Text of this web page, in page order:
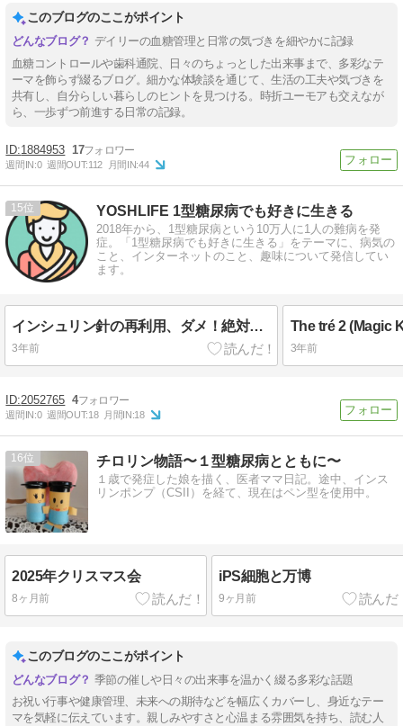
このブログのここがポイント
デイリーの血糖管理と日常の気づきを細やかに記録
血糖コントロールや歯科通院、日々のちょっとした出来事まで、多彩なテ
ーマを飾らず綴るブログ。細かな体験談を通じて、生活の工夫や気づきを
共有し、自分らしい暮らしのヒントを見つける。時折ユーモアも交えなが
ら、一歩ずつ前進する日常の記録。
1884953 17
週間IN:0 週間OUT:112 月間IN:44
15 YOSHLIFE 1型糖尿病でも好きに生きる
2018年から、1型糖尿病という10万人に1人の難病を発
症。「1型糖尿病でも好きに生きる」をテーマに、病気の
こと、インターネットのこと、趣味について発信してい
ます。
インシュリン針の再利用、ダメ！絶対！(注射針の劣化について)
3年前 3年前
2052765 4
週間IN:0 週間OUT:18 月間IN:18
16 チロリン物語〜１型糖尿病とともに〜
１歳で発症した娘を描く、医者ママ日記。途中、インス
リンポンプ（CSII）を経て、現在はペン型を使用中。
2025年クリスマス会
8ヶ月前
iPS細胞と万博
9ヶ月前
このブログのここがポイント
季節の催しや日々の出来事を温かく綴る多彩な話題
お祝い行事や健康管理、未来への期待などを幅広くカバーし、身近なテー
マを気軽に伝えています。親しみやすさと心温まる雰囲気を持ち、読む人